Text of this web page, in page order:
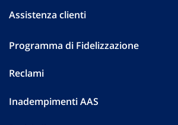
Assistenza clienti
Programma di Fidelizzazione
Reclami
Inadempimenti AAS